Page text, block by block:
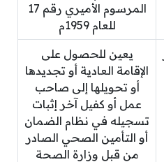
المرسوم الأميري رقم 17
للعام 1959م
يعين للحصول على
الإقامة العادية أو تجديدها
أو تحويلها إلى صاحب
عمل أو كفيل آخر إثبات
تسجيله في نظام الضمان
أو التأمين الصحي الصادر
من قبل وزارة الصحة